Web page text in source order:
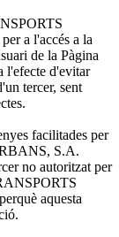
a l'accés a la
de la Pàgina
l'efecte d'evitar
tercer, sent
facilitades per
S.A.
no autoritzat per
aquesta